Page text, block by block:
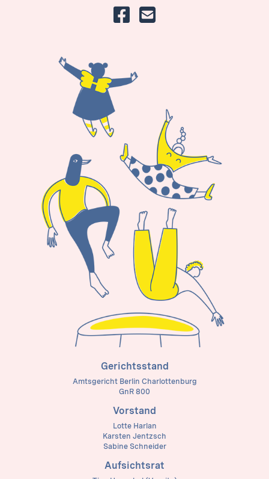
Gerichtsstand
Amtsgericht Berlin Charlottenburg
GnR 800
Vorstand
Lotte Harlan
Karsten Jentzsch
Sabine Schneider
Aufsichtsrat